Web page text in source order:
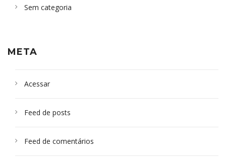
Sem categoria
META
Acessar
Feed de posts
Feed de comentários